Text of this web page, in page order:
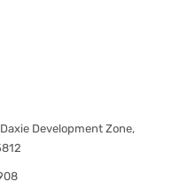
Development Zone,